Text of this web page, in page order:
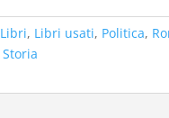
Libri, Libri usati, Politica,
Storia